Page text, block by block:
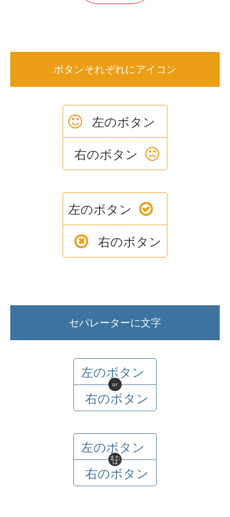
ボタンそれぞれにアイコン
左のボタン
or
右のボタン
左のボタン
or
右のボタン
セパレーターに文字
左のボタン
or
右のボタン
左のボタン
また
は
右のボタン